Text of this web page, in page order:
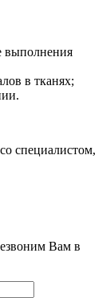
выполнения
в тканях;
специалистом,
Вам в